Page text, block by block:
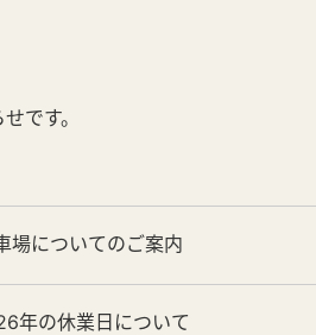
です。
場についてのご案内
年の休業日について